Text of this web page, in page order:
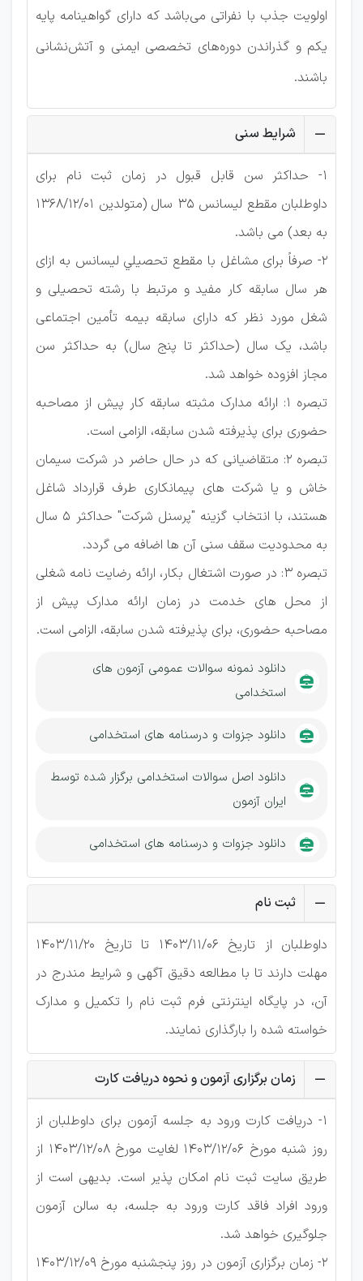
اولویت جذب با نفراتی می‌باشد که دارای گواهینامه پایه
یکم و گذراندن دوره‌های تخصصی ایمنی و آتش‌نشانی
باشند.
شرایط سنی
1- حداکثر سن قابل قبول در زمان ثبت نام برای
داوطلبان مقطع لیسانس 35 سال (متولدین 1368/12/01
به بعد) می باشد.
2- صرفاً برای مشاغل با مقطع تحصیلي لیسانس به ازای
هر سال سابقه کار مفید و مرتبط با رشته تحصیلی و
شغل مورد نظر که دارای سابقه بیمه تأمین اجتماعی
باشد، یک سال (حداکثر تا پنج سال) به حداکثر سن
مجاز افزوده خواهد شد.
تبصره 1: ارائه مدارک مثبته سابقه کار پیش از مصاحبه
حضوری برای پذیرفته شدن سابقه، الزامی است.
تبصره 2: متقاضیانی که در حال حاضر در شرکت سیمان
خاش و یا شرکت های پیمانکاری طرف قرارداد شاغل
هستند، با انتخاب گزینه "پرسنل شرکت" حداکثر 5 سال
به محدودیت سقف سنی آن ها اضافه می گردد.
تبصره 3: در صورت اشتغال بکار، ارائه رضایت نامه شغلی
از محل های خدمت در زمان ارائه مدارک پیش از
مصاحبه حضوری، برای پذیرفته شدن سابقه، الزامی است.
دانلود نمونه سوالات عمومی آزمون های
استخدامی
دانلود جزوات و درسنامه های استخدامی
دانلود اصل سوالات استخدامی برگزار شده توسط
ایران آزمون
دانلود جزوات و درسنامه های استخدامی
ثبت نام
داوطلبان از تاریخ 1403/11/06 تا تاریخ 1403/11/20
مهلت دارند تا با مطالعه دقیق آگهی و شرایط مندرج در
آن، در پایگاه اینترنتی فرم ثبت نام را تکمیل و مدارک
خواسته شده را بارگذاری نمایند.
زمان برگزاری آزمون و نحوه دریافت کارت
1- دریافت کارت ورود به جلسه آزمون برای داوطلبان از
روز شنبه مورخ 1403/12/06 لغایت مورخ 1403/12/08 از
طریق سایت ثبت نام امکان پذیر است. بدیهی است از
ورود افراد فاقد کارت ورود به جلسه، به سالن آزمون
جلوگیری خواهد شد.
2- زمان برگزاری آزمون در روز پنجشنبه مورخ 1403/12/09